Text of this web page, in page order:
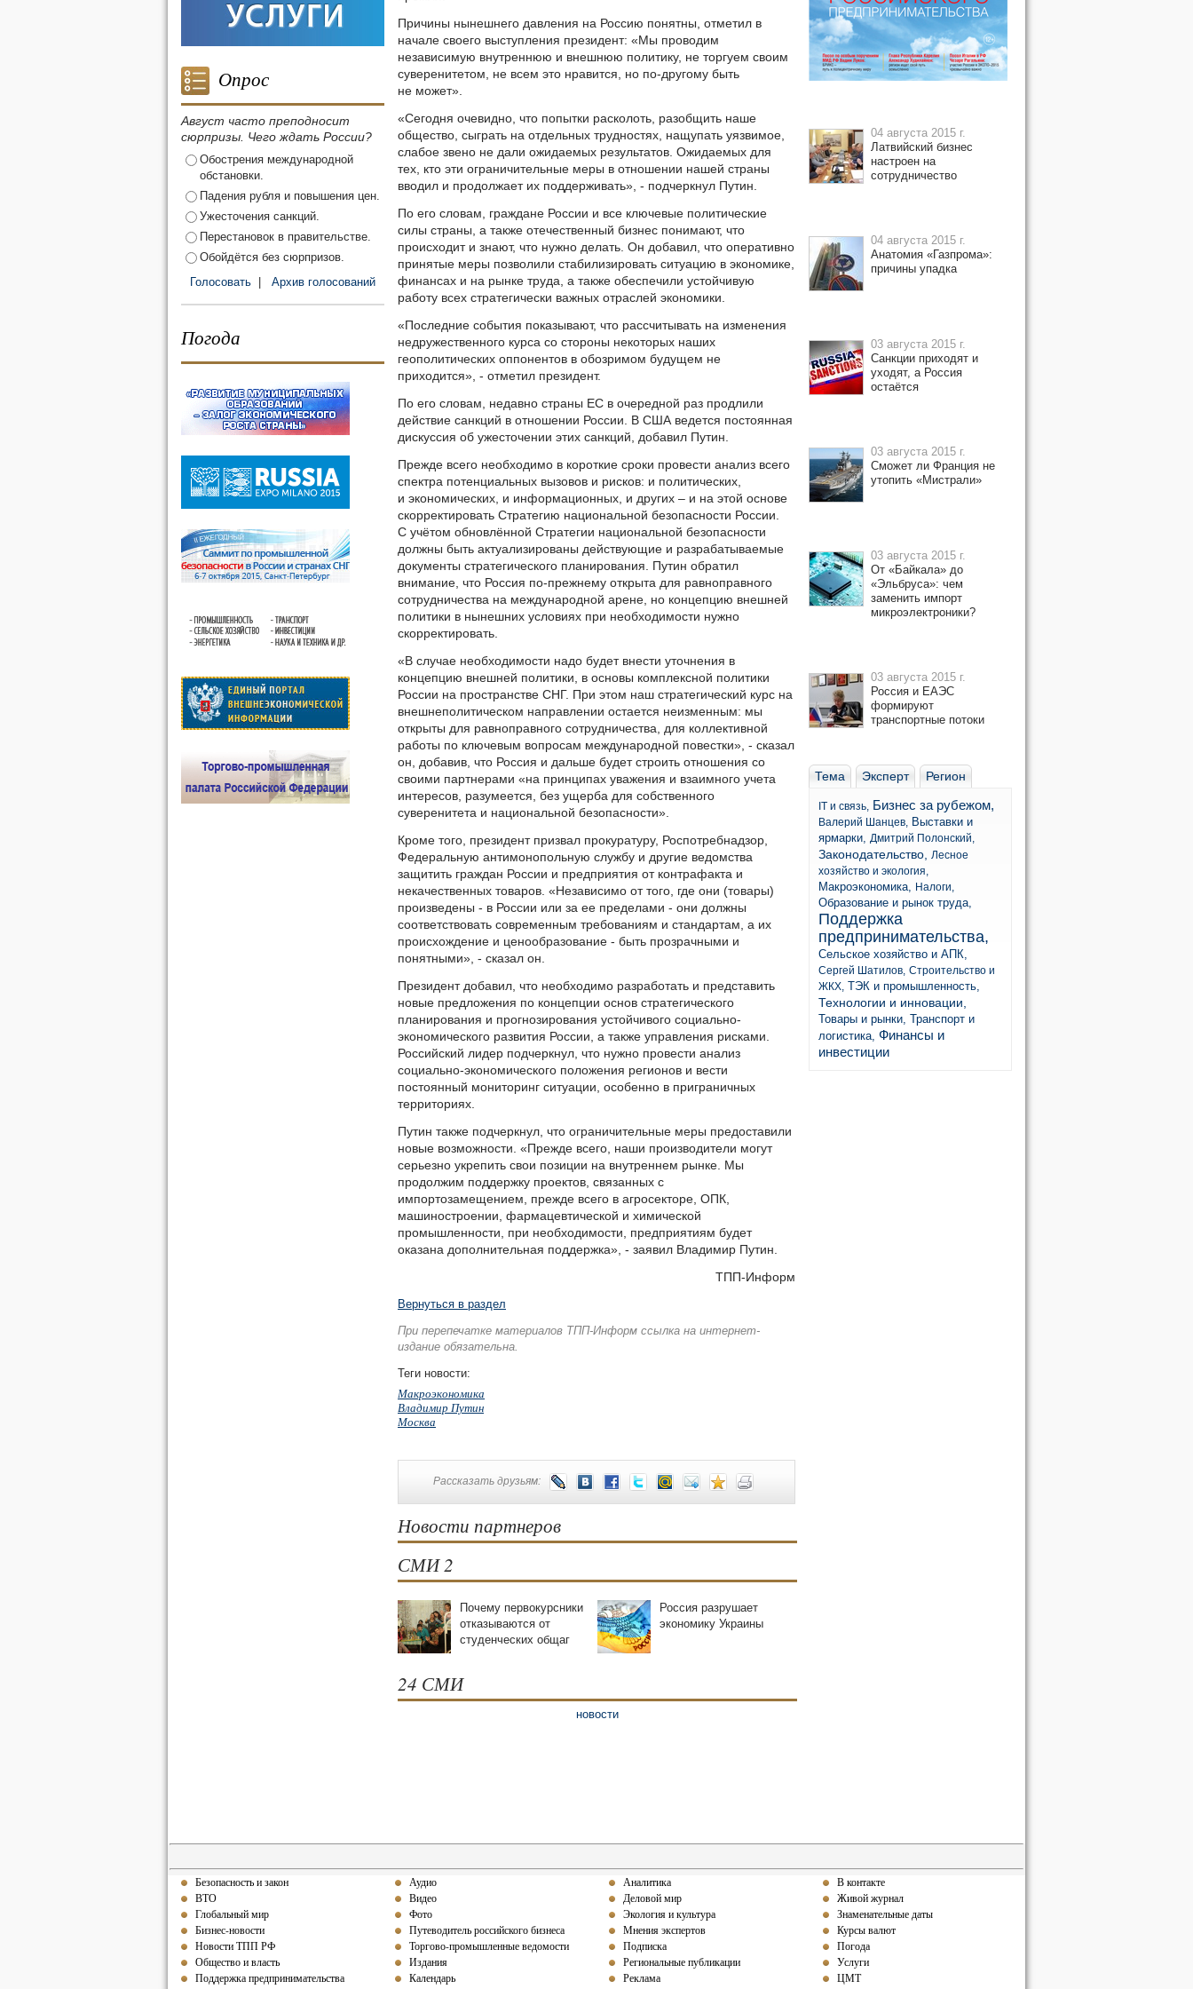
Опрос
Август часто преподносит
сюрпризы. Чего ждать России?
Обострения международной
обстановки.
Падения рубля и повышения цен.
Ужесточения санкций.
Перестановок в правительстве.
Обойдётся без сюрпризов.
Голосовать
Архив голосований
Погода
Причины нынешнего давления на Россию понятны, отметил в
начале своего выступления президент: «Мы проводим
независимую внутреннюю и внешнюю политику, не торгуем своим
суверенитетом, не всем это нравится, но по-другому быть
не может».
«Сегодня очевидно, что попытки расколоть, разобщить наше
общество, сыграть на отдельных трудностях, нащупать уязвимое,
слабое звено не дали ожидаемых результатов. Ожидаемых для
тех, кто эти ограничительные меры в отношении нашей страны
вводил и продолжает их поддерживать», - подчеркнул Путин.
По его словам, граждане России и все ключевые политические
силы страны, а также отечественный бизнес понимают, что
происходит и знают, что нужно делать. Он добавил, что оперативно
принятые меры позволили стабилизировать ситуацию в экономике,
финансах и на рынке труда, а также обеспечили устойчивую
работу всех стратегически важных отраслей экономики.
«Последние события показывают, что рассчитывать на изменения
недружественного курса со стороны некоторых наших
геополитических оппонентов в обозримом будущем не
приходится», - отметил президент.
По его словам, недавно страны ЕС в очередной раз продлили
действие санкций в отношении России. В США ведется постоянная
дискуссия об ужесточении этих санкций, добавил Путин.
Прежде всего необходимо в короткие сроки провести анализ всего
спектра потенциальных вызовов и рисков: и политических,
и экономических, и информационных, и других – и на этой основе
скорректировать Стратегию национальной безопасности России.
С учётом обновлённой Стратегии национальной безопасности
должны быть актуализированы действующие и разрабатываемые
документы стратегического планирования. Путин обратил
внимание, что Россия по-прежнему открыта для равноправного
сотрудничества на международной арене, но концепцию внешней
политики в нынешних условиях при необходимости нужно
скорректировать.
«В случае необходимости надо будет внести уточнения в
концепцию внешней политики, в основы комплексной политики
России на пространстве СНГ. При этом наш стратегический курс на
внешнеполитическом направлении остается неизменным: мы
открыты для равноправного сотрудничества, для коллективной
работы по ключевым вопросам международной повестки», - сказал
он, добавив, что Россия и дальше будет строить отношения со
своими партнерами «на принципах уважения и взаимного учета
интересов, разумеется, без ущерба для собственного
суверенитета и национальной безопасности».
Кроме того, президент призвал прокуратуру, Роспотребнадзор,
Федеральную антимонопольную службу и другие ведомства
защитить граждан России и предприятия от контрафакта и
некачественных товаров. «Независимо от того, где они (товары)
произведены - в России или за ее пределами - они должны
соответствовать современным требованиям и стандартам, а их
происхождение и ценообразование - быть прозрачными и
понятными», - сказал он.
Президент добавил, что необходимо разработать и представить
новые предложения по концепции основ стратегического
планирования и прогнозирования устойчивого социально-
экономического развития России, а также управления рисками.
Российский лидер подчеркнул, что нужно провести анализ
социально-экономического положения регионов и вести
постоянный мониторинг ситуации, особенно в приграничных
территориях.
Путин также подчеркнул, что ограничительные меры предоставили
новые возможности. «Прежде всего, наши производители могут
серьезно укрепить свои позиции на внутреннем рынке. Мы
продолжим поддержку проектов, связанных с
импортозамещением, прежде всего в агросекторе, ОПК,
машиностроении, фармацевтической и химической
промышленности, при необходимости, предприятиям будет
оказана дополнительная поддержка», - заявил Владимир Путин.
ТПП-Информ
Вернуться в раздел
При перепечатке материалов ТПП-Информ ссылка на интернет-
издание обязательна.
Теги новости:
Макроэкономика
Владимир Путин
Москва
Рассказать друзьям:
Новости партнеров
СМИ 2
Почему первокурсники
отказываются от
студенческих oбщаг
Россия разрушает
экономику Украины
24 СМИ
новости
04 августа 2015 г.
Латвийский бизнес
настроен на
сотрудничество
04 августа 2015 г.
Анатомия «Газпрома»:
причины упадка
03 августа 2015 г.
Санкции приходят и
уходят, а Россия
остаётся
03 августа 2015 г.
Сможет ли Франция не
утопить «Мистрали»
03 августа 2015 г.
От «Байкала» до
«Эльбруса»: чем
заменить импорт
микроэлектроники?
03 августа 2015 г.
Россия и ЕАЭС
формируют
транспортные потоки
Тема Эксперт Регион
IT и связь, Бизнес за рубежом,
Валерий Шанцев, Выставки и
ярмарки, Дмитрий Полонский,
Законодательство, Лесное
хозяйство и экология,
Макроэкономика, Налоги,
Образование и рынок труда,
Поддержка
предпринимательства,
Сельское хозяйство и АПК,
Сергей Шатилов, Строительство и
ЖКХ, ТЭК и промышленность,
Технологии и инновации,
Товары и рынки, Транспорт и
логистика, Финансы и
инвестиции
Безопасность и закон
ВТО
Глобальный мир
Бизнес-новости
Новости ТПП РФ
Общество и власть
Поддержка предпринимательства
Аудио
Видео
Фото
Путеводитель российского бизнеса
Торгово-промышленные ведомости
Издания
Календарь
Аналитика
Деловой мир
Экология и культура
Мнения экспертов
Подписка
Региональные публикации
Реклама
В контакте
Живой журнал
Знаменательные даты
Курсы валют
Погода
Услуги
ЦМТ